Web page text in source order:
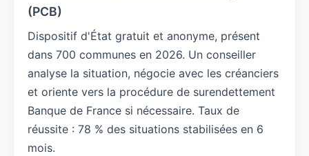
(PCB)
Dispositif d'État gratuit et anonyme, présent
dans 700 communes en 2026. Un conseiller
analyse la situation, négocie avec les créanciers
et oriente vers la procédure de surendettement
Banque de France si nécessaire. Taux de
réussite : 78 % des situations stabilisées en 6
mois.